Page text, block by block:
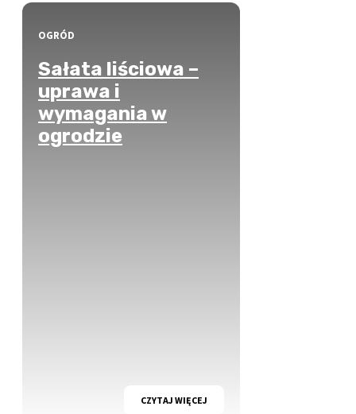
OGRÓD
Sałata liściowa –
uprawa i
wymagania w
ogrodzie
CZYTAJ WIĘCEJ